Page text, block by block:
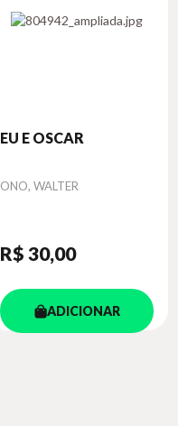
EU E OSCAR
Autor
ONO, WALTER
R$ 30,00
ADICIONAR